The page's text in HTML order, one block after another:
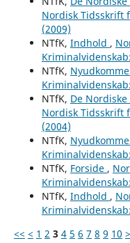
Nordisk Tidsskrift
(2009)
NTfK, Indhold ,
NTfK,
NTfK, De
Nordisk Tidsskrift
(2004)
NTfK,
NTfK, Forside ,
NTfK, Indhold ,
<< < 1 2 3 4 5 6 7 8 9 10 >